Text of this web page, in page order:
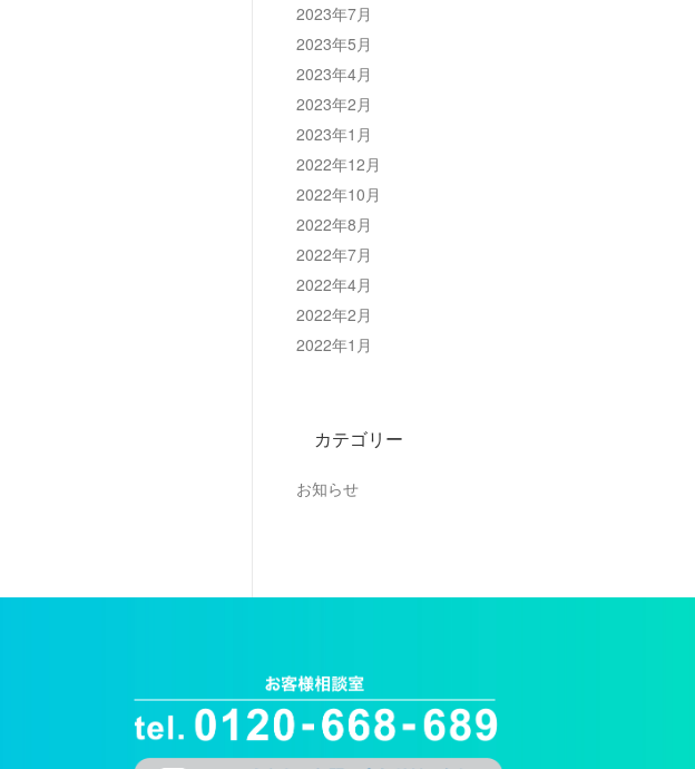
2023年7月
2023年5月
2023年4月
2023年2月
2023年1月
2022年12月
2022年10月
2022年8月
2022年7月
2022年4月
2022年2月
2022年1月
カテゴリー
お知らせ